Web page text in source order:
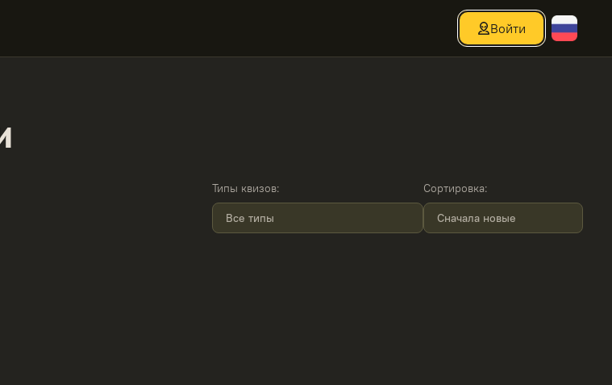
Войти
Типы квизов:
Все типы
Сортировка:
Сначала новые